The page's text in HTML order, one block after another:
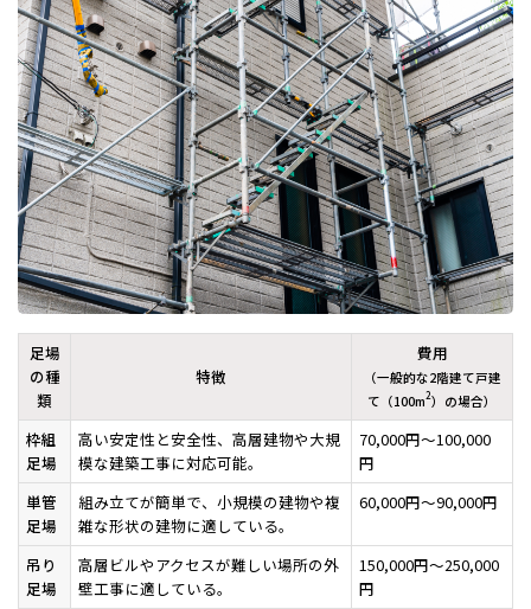
足場
の種
類
特徴
費用
（一般的な2階建て戸建
て（100m2）の場合）
枠組
足場
高い安定性と安全性、高層建物や大規
模な建築工事に対応可能。
70,000円～100,000
円
単管
足場
組み立てが簡単で、小規模の建物や複
雑な形状の建物に適している。
60,000円～90,000円
吊り
足場
高層ビルやアクセスが難しい場所の外
壁工事に適している。
150,000円～250,000
円